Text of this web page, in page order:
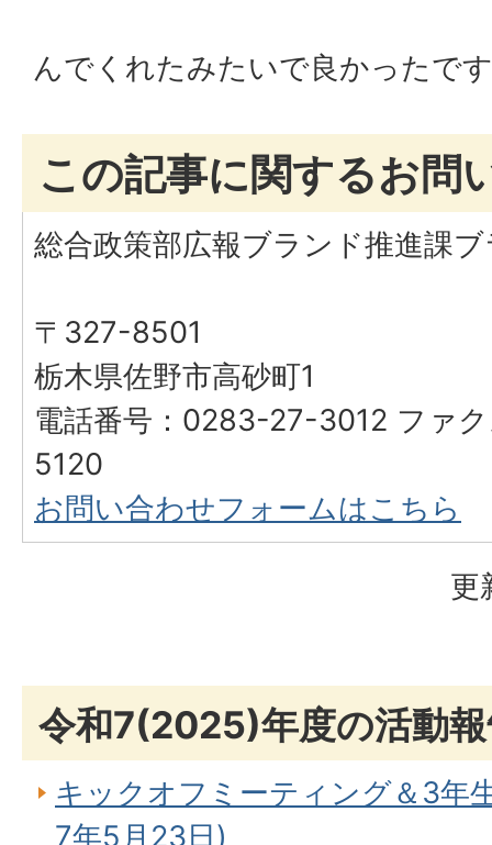
んでくれたみたいで良かったで
この記事に関するお問
総合政策部広報ブランド推進課
〒327-8501
栃木県佐野市高砂町1
電話番号：0283-27-3012 ファ
5120
お問い合わせフォームはこちら
更
令和7(2025)年度の活動
キックオフミーティング＆3年
7年5月23日)